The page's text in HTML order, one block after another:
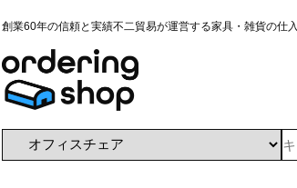
創業60年の信頼と実績不二貿易が運営する家具・雑貨の仕